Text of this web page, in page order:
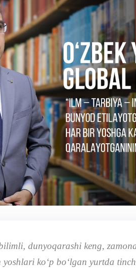
dunyoqarashi keng,
yoshlari ko‘p bo‘lgan yurtda